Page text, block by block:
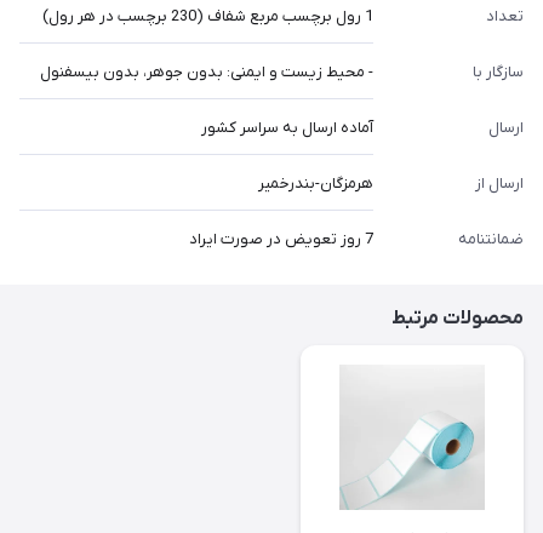
تعداد 1 رول برچسب مربع شفاف (230 برچسب در هر رول)
سازگار با - محیط زیست و ایمنی: بدون جوهر، بدون بیسفنول
ارسال آماده ارسال به سراسر کشور
ارسال از هرمزگان-بندرخمیر
ضمانتنامه 7 روز تعویض در صورت ایراد
محصولات مرتبط